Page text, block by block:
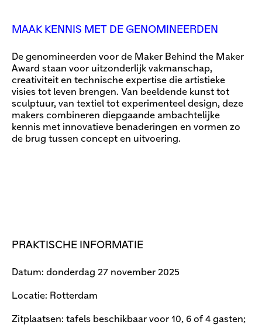
MAAK KENNIS MET DE GENOMINEERDEN
De genomineerden voor de Maker Behind the Maker
Award staan voor uitzonderlijk vakmanschap,
creativiteit en technische expertise die artistieke
visies tot leven brengen. Van beeldende kunst tot
sculptuur, van textiel tot experimenteel design, deze
makers combineren diepgaande ambachtelijke
kennis met innovatieve benaderingen en vormen zo
de brug tussen concept en uitvoering.
PRAKTISCHE INFORMATIE
Datum: donderdag 27 november 2025
Locatie: Rotterdam
Zitplaatsen: tafels beschikbaar voor 10, 6 of 4 gasten;